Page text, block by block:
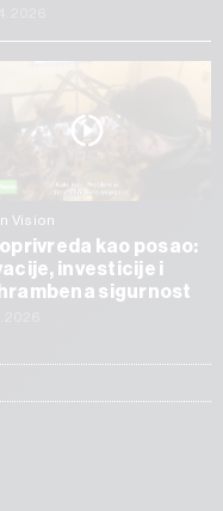
Vision
kao posao:
investicije i
sigurnost